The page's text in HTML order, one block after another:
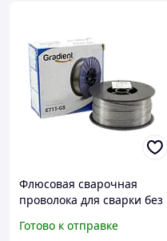
Флюсовая сварочная
проволока для сварки без
0,8 мм (5 кг)
Готово к отправке